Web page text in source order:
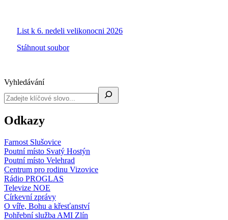
List k 6. nedeli velikonocni 2026
Stáhnout soubor
Vyhledávání
Odkazy
Farnost Slušovice
Poutní místo Svatý Hostýn
Poutní místo Velehrad
Centrum pro rodinu Vizovice
Rádio PROGLAS
Televize NOE
Církevní zprávy
O víře, Bohu a křesťanství
Pohřební služba AMI Zlín